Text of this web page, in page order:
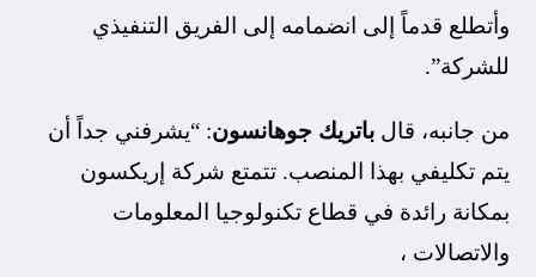
وأتطلع قدماً إلى انضمامه إلى الفريق التنفيذي
للشركة”.
من جانبه، قالباتريك جوهانسون: “يشرفني جداً أن
يتم تكليفي بهذا المنصب. تتمتع شركة إريكسون
بمكانة رائدة في قطاع تكنولوجيا المعلومات
والاتصالات ،